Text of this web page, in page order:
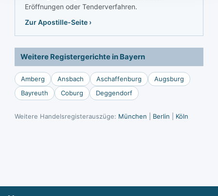
Eröffnungen oder Tenderverfahren.
Zur Apostille-Seite ›
Weitere Registergerichte in Bayern
Amberg Ansbach Aschaffenburg
Augsburg
Bayreuth
Coburg Deggendorf
Weitere Handelsregisterauszüge: München Berlin Köln